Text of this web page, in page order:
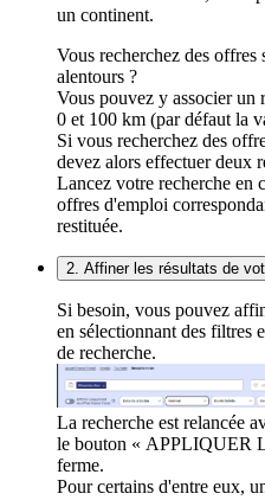
un continent.
Vous recherchez des offres
alentours ?
Vous pouvez y associer un
0 et 100 km (par défaut la
Si vous recherchez des
devez alors effectuer deux
Lancez votre recherche en
offres d'emploi
restituée.
2. Affiner les résultats de
Si besoin, vous pouvez
en sélectionnant des filtres
de recherche.
La recherche est relancée
le bouton « APPLIQUER
ferme.
Pour certains d'entre eux,